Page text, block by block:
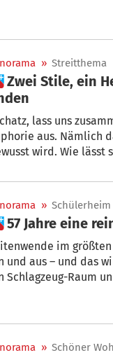
» Streitthema
lass uns
aus. Nämlich
wird. Wie lässt
» Schülerheim
 57 Jahre eine
im größten
und aus – und das
Raum und viele Fotos der Buben
» Schöner